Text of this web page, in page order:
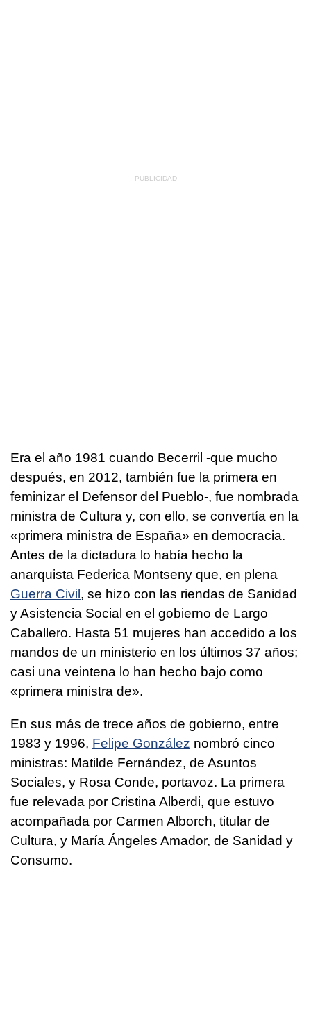
Era el año 1981 cuando Becerril -que mucho
después, en 2012, también fue la primera en
feminizar el Defensor del Pueblo-, fue nombrada
ministra de Cultura y, con ello, se convertía en la
«primera ministra de España» en democracia.
Antes de la dictadura lo había hecho la
anarquista Federica Montseny que, en plena
Guerra Civil, se hizo con las riendas de Sanidad
y Asistencia Social en el gobierno de Largo
Caballero. Hasta 51 mujeres han accedido a los
mandos de un ministerio en los últimos 37 años;
casi una veintena lo han hecho bajo como
«primera ministra de».
En sus más de trece años de gobierno, entre
1983 y 1996, Felipe González nombró cinco
ministras: Matilde Fernández, de Asuntos
Sociales, y Rosa Conde, portavoz. La primera
fue relevada por Cristina Alberdi, que estuvo
acompañada por Carmen Alborch, titular de
Cultura, y María Ángeles Amador, de Sanidad y
Consumo.